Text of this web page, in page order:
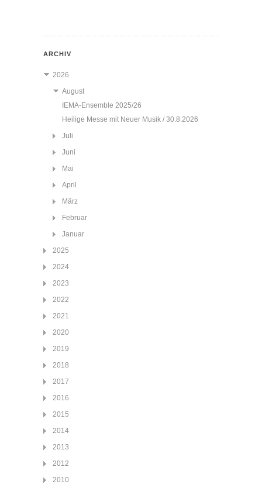
ARCHIV
2026
August
IEMA-Ensemble 2025/26
Heilige Messe mit Neuer Musik / 30.8.2026
Juli
Juni
Mai
April
März
Februar
Januar
2025
2024
2023
2022
2021
2020
2019
2018
2017
2016
2015
2014
2013
2012
2010